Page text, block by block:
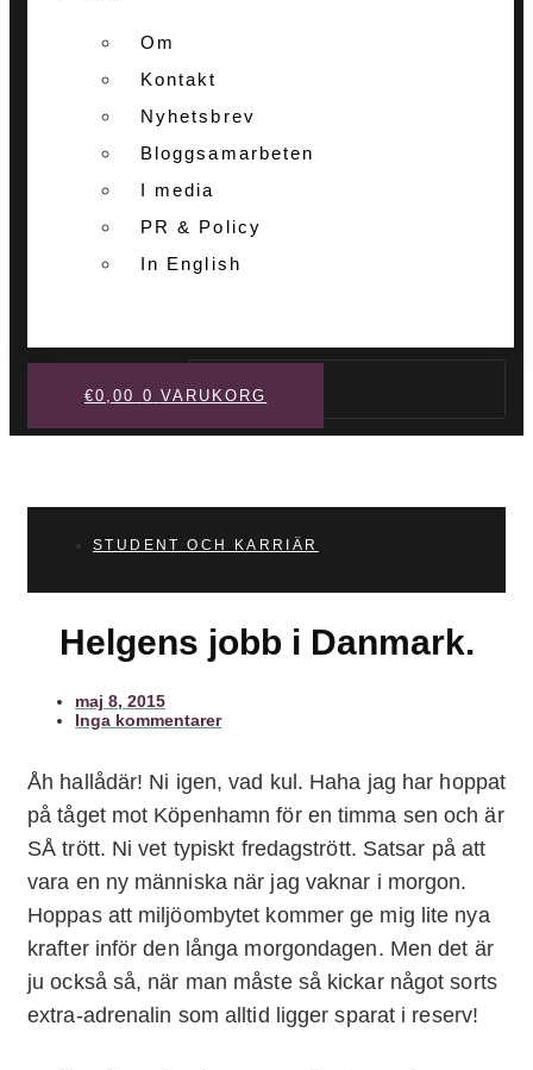
Om
Kontakt
Nyhetsbrev
Bloggsamarbeten
I media
PR & Policy
In English
Sök
€0,00 0 VARUKORG
STUDENT OCH KARRIÄR
Helgens jobb i Danmark.
maj 8, 2015
Inga kommentarer
Åh hallådär! Ni igen, vad kul. Haha jag har hoppat
på tåget mot Köpenhamn för en timma sen och är
SÅ trött. Ni vet typiskt fredagstrött. Satsar på att
vara en ny människa när jag vaknar i morgon.
Hoppas att miljöombytet kommer ge mig lite nya
krafter inför den långa morgondagen. Men det är
ju också så, när man måste så kickar något sorts
extra-adrenalin som alltid ligger sparat i reserv!